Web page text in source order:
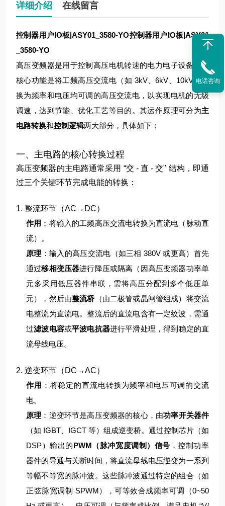
详细介绍 在线留言
控制器用户IO板|ASY01_3580-YO控制器用户IO板|ASY01
_3580-YO
高压变频器是用于控制高压电机转速的电力电子设备，其
核心功能是将工频高压交流电（如 3kV、6kV、10kV）转
换为频率和电压均可调的高压交流电，以实现电机的无级
调速，达到节能、优化工艺等目的。其运作原理可分为主
电路转换和控制逻辑两大部分，具体如下：
一、主电路的核心转换过程
高压变频器的主电路通常采用 “交 - 直 - 交" 结构，即通
过三个关键环节完成电能的转换：
1. 整流环节（AC→DC）
作用 ：将输入的工频高压交流电转换为直流电（脉动直
流）。
原理 ： 输入的高压交流电（如三相 380V 或更高）首先
通过移相变压器进行降压或隔离（因高压变频器功率单
元多采用低压器件串联，需将高压分配到多个低压单
元），然后由整流桥（由二极管或晶闸管组成）将交流
电整流为直流电。整流后的直流电含有一定纹波，需通
过滤波电容或平波电抗器进行平滑处理，得到稳定的直
流母线电压。
2. 逆变环节（DC→AC）
作用 ：将稳定的直流电转换为频率和电压可调的交流
电。
原理 ： 逆变环节是高压变频器的核心，由功率开关器件
（如 IGBT、IGCT 等）组成逆变桥。通过控制芯片（如
DSP）输出的PWM（脉冲宽度调制）信号 ，控制功率
器件的导通与关断时间，将直流母线电压逆变为一系列
等幅不等宽的脉冲波。 这些脉冲波通过特定的组合（如
正弦脉宽调制 SPWM），可等效合成频率可调（0~50
电话咨询